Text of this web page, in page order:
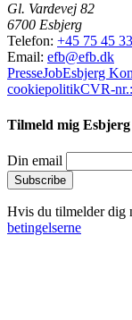
Gl. Vardevej 82
6700 Esbjerg
Telefon: +45 75 45
Email: efb@efb.dk
PresseJobEsbjerg
cookiepolitikCVR-
Tilmeld mig
Din email
Hvis du tilmelder dig
betingelserne